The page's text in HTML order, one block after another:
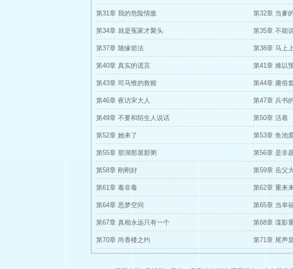
第31章 我的危险情敌 第32章 当爹
第34章 就是冤家才聚头 第35章 不能
第37章 随缘箭法 第38章 马上
第40章 真实的谎言 第41章 难以
第43章 司马惟的救赎 第44章 庸俗
第46章 夜访宋大人 第47章 兵书
第49章 不要和陌生人说话 第50章 活着
第52章 她来了 第53章 鱼池
第55章 那湖那屋那粥 第56章 是非
第58章 刚刚好 第59章 岳父
第61章 毒非毒 第62章 重来
第64章 恶梦空间 第65章 当幸
第67章 真相永远只有一个 第68章 谍影
第70章 尚香楼之约 第71章 尾声